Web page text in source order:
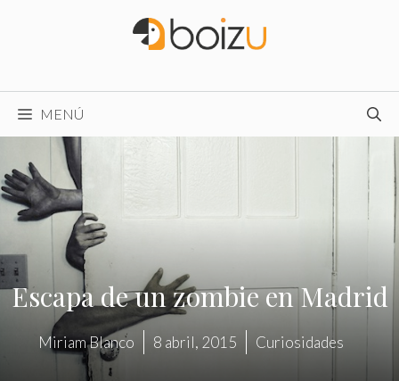
MENÚ
Escapa de un zombie en Madrid
Miriam Blanco 8 abril, 2015 Curiosidades